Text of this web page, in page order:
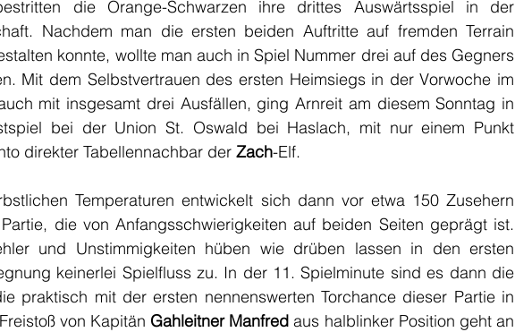
die Orange-Schwarzen ihre drittes Auswärtsspiel in der
Nachdem man die ersten beiden Auftritte auf fremden Terrain
konnte, wollte man auch in Spiel Nummer drei auf des Gegners
Mit dem Selbstvertrauen des ersten Heimsiegs in der Vorwoche im
mit insgesamt drei Ausfällen, ging Arnreit am diesem Sonntag in
bei der Union St. Oswald bei Haslach, mit nur einem Punkt
direkter Tabellennachbar der Zach-Elf.
Temperaturen entwickelt sich dann vor etwa 150 Zusehern
die von Anfangsschwierigkeiten auf beiden Seiten geprägt ist.
und Unstimmigkeiten hüben wie drüben lassen in den ersten
keinerlei Spielfluss zu. In der 11. Spielminute sind es dann die
praktisch mit der ersten nennenswerten Torchance dieser Partie in
von Kapitän Gahleitner Manfred aus halblinker Position geht an